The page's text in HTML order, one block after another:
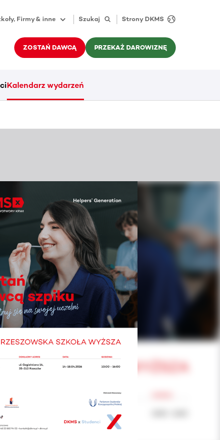
Firmy & inne Szukaj Strony DKMS
ZOSTAŃ DAWCĄ PRZEKAŻ DAROWIZNĘ
Kalendarz wydarzeń